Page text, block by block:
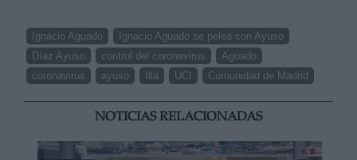
Ignacio Aguado
Ignacio Aguado se pelea con Ayuso
Díaz Ayuso
control del coronavirus
Aguado
coronavirus
ayuso Illa UCI Comunidad de Madrid
NOTICIAS RELACIONADAS